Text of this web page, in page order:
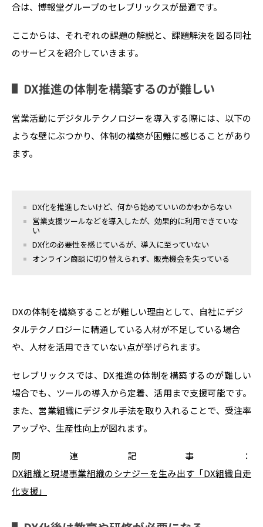
合は、博報堂グループのセレブリックスが最適です。
ここからは、それぞれの課題の解説と、課題解決を図る同社
のサービスを紹介していきます。
DX推進の体制を構築するのが難しい
営業活動にデジタルテクノロジーを導入する際には、以下の
ような壁にぶつかり、体制の構築が困難に感じることがあり
ます。
DX化を推進したいけど、何から始めていいのかわからない
営業支援ツールなどを導入したが、効果的に利用できていな
い
DX化の必要性を感じているが、導入に至っていない
オンライン商談に切り替えられず、販売機会を失っている
DXの体制を構築することが難しい理由として、自社にデジ
タルテクノロジーに精通している人材が不足している場合
や、人材を活用できていない点が挙げられます。
セレブリックスでは、DX推進の体制を構築するのが難しい
場合でも、ツールの導入から定着、活用まで支援可能です。
また、営業組織にデジタル手法を取り入れることで、受注率
アップや、生産性向上が図れます。
関連記事：
DX組織と現場事業組織のシナジーを生み出す「DX組織自走
化支援」